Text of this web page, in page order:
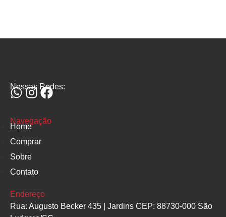
Nossas Redes:
Navegação
Home
Comprar
Sobre
Contato
Endereço
Rua: Augusto Becker 435 | Jardins CEP: 88730-000 São